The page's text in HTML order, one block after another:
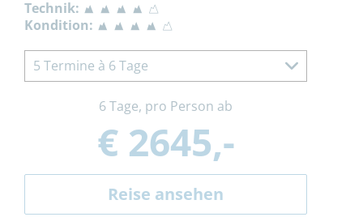
Technik:
Kondition:
5 Termine à 6 Tage
6 Tage, pro Person ab
€ 2645,-
Reise ansehen